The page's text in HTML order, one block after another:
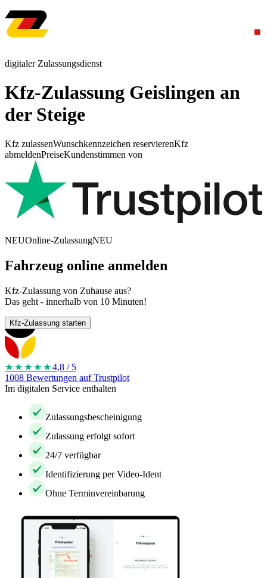
digitaler Zulassungsdienst
Kfz-Zulassung Geislingen an
der Steige
Kfz zulassenWunschkennzeichen reservierenKfz
abmeldenPreiseKundenstimmen von
NEUOnline-ZulassungNEU
Fahrzeug online anmelden
Kfz-Zulassung von Zuhause aus?
Das geht - innerhalb von 10 Minuten!
Kfz-Zulassung starten
★★★★ ★4,8 / 5
1008 Bewertungen auf Trustpilot
Im digitalen Service enthalten
Zulassungsbescheinigung
Zulassung erfolgt sofort
24/7 verfügbar
Identifizierung per Video-Ident
Ohne Terminvereinbarung